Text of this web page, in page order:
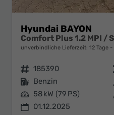
Hyundai BAYON
unverbindliche Lieferzeit: 12 Tage
Fahrzeugnr. 185390
Kraftstoff Benzin
Leistung 58 kW (79 PS)
01.12.2025